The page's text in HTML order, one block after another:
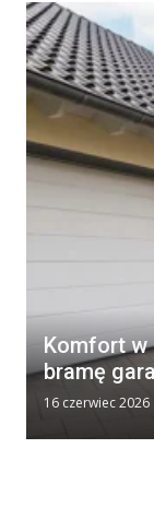
Komfort w
bramę
16 czerwiec 2026